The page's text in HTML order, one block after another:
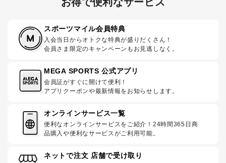
スポーツマイル会員特典
入会当日からオトクな特典が盛りだくさん！
会員さま限定のキャンペーンもお見逃しなく。
MEGA SPORTS 公式アプリ
会員証がすぐに開けて便利！
アプリクーポンや最新情報をお知らせします。
オンラインサービス一覧
便利なオンラインサービスをご紹介！24時間365日商
品購入や便利なサービスがご利用可能。
ネットで注文 店舗で受け取り